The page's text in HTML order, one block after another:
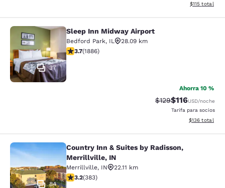
Ver detalles
$115 total
Sleep Inn Midway Airport
37
Sleep Inn Midway Airport
Bedford Park, IL
28.09 km
calificación de 3.71 estrellas. Bueno. 1886 reseñas
3.7(1886)
Ahorra 10 %
Precio tachado:
$129Precio con
$116USD/noche
Tarifa para socios
Ver detalles
$136 total
Country Inn & Suites by Radisson,
84
Country Inn & Suites by Radisson,
Merrillville, IN
Merrillville, IN
22.11 km
calificación de 3.19 estrellas. Bueno. 383 reseñas
3.2(383)